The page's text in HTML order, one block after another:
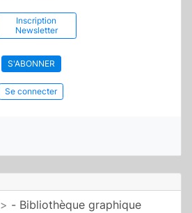
Inscription
Newsletter
S'ABONNER
Se connecter
> - Bibliothèque graphique